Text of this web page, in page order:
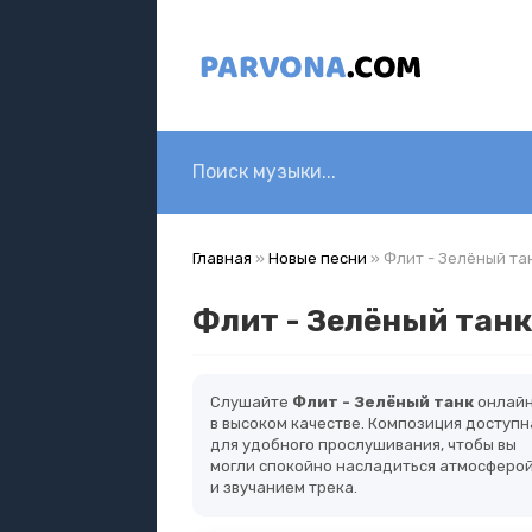
Главная » Новые песни » Флит - Зелёный
Флит - Зелёный танк
Слушайте Флит - Зелёный танк онлайн
в высоком качестве. Композиция
для удобного прослушивания, чтобы вы
могли спокойно насладиться атмосферой
и звучанием трека.